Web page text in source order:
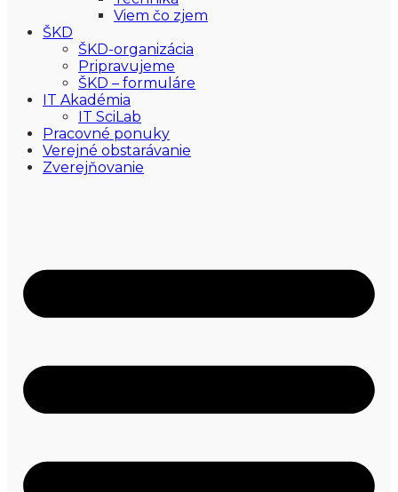
Viem čo zjem
ŠKD
ŠKD-organizácia
Pripravujeme
ŠKD – formuláre
IT Akadémia
IT SciLab
Pracovné ponuky
Verejné obstarávanie
Zverejňovanie